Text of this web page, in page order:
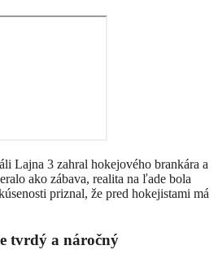
Lajna 3 zahral hokejového brankára a
ako zábava, realita na ľade bola
priznal, že pred hokejistami má
tvrdý a náročný